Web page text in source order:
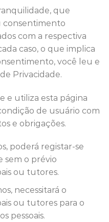
que
consentimento
com a respectiva
caso, o que implica
você leu e
Privacidade.
e utiliza esta página
de usuário com
e obrigações.
poderá registar-se
sem o prévio
ou tutores.
necessitará o
ou tutores para o
pessoais.